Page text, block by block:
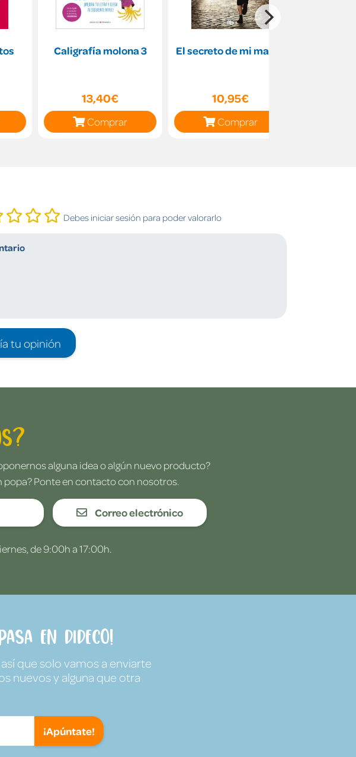
Caligrafía molona 3
13,40€
Comprar
El secreto de mi madre
10,95€
Comprar
Debes iniciar sesión para poder valorarlo
tu opinión
alguna idea o algún nuevo producto?
popa? Ponte en contacto con nosotros.
Correo electrónico
de 9:00h a 17:00h.
en Dideco!
que solo vamos a enviarte
nuevos y alguna que otra
¡Apúntate!